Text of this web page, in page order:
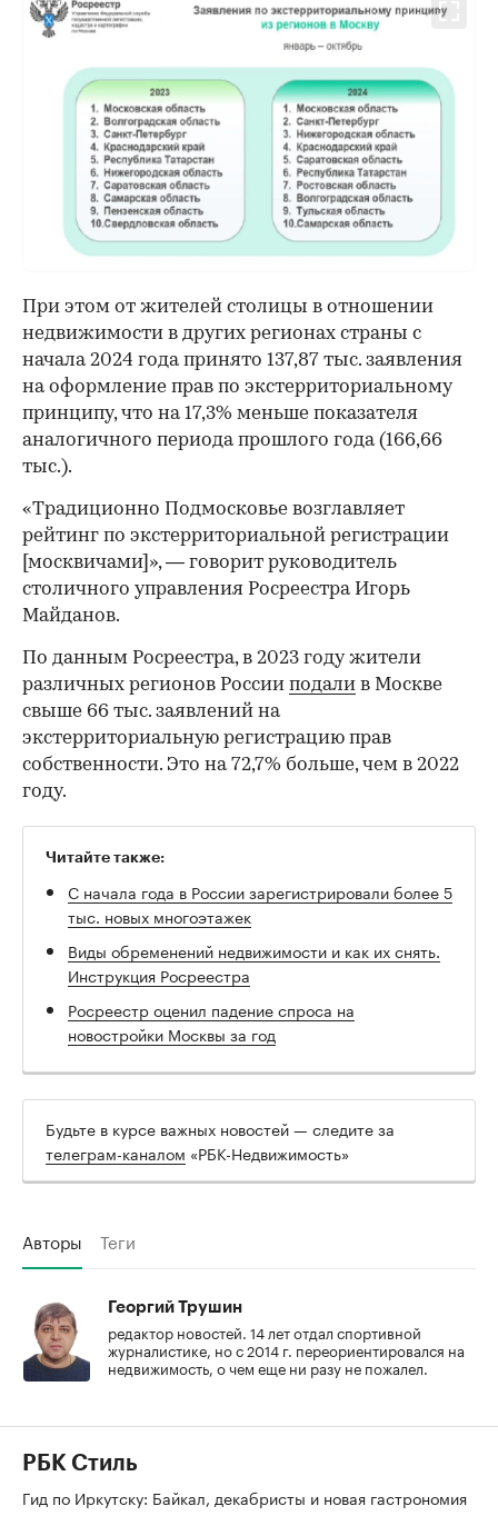
При этом от жителей столицы в отношении
недвижимости в других регионах страны с
начала 2024 года принято 137,87 тыс. заявления
на оформление прав по экстерриториальному
принципу, что на 17,3% меньше показателя
аналогичного периода прошлого года (166,66
тыс.).
«Традиционно Подмосковье возглавляет
рейтинг по экстерриториальной регистрации
[москвичами]», — говорит руководитель
столичного управления Росреестра Игорь
Майданов.
По данным Росреестра, в 2023 году жители
различных регионов России подали в Москве
свыше 66 тыс. заявлений на
экстерриториальную регистрацию прав
собственности. Это на 72,7% больше, чем в 2022
году.
Читайте также:
С начала года в России зарегистрировали более 5
тыс. новых многоэтажек
Виды обременений недвижимости и как их снять.
Инструкция Росреестра
Росреестр оценил падение спроса на
новостройки Москвы за год
Будьте в курсе важных новостей — следите за
телеграм-каналом «РБК-Недвижимость»
Авторы Теги
Георгий Трушин
редактор новостей. 14 лет отдал спортивной
журналистике, но с 2014 г. переориентировался на
недвижимость, о чем еще ни разу не пожалел.
РБК Стиль
Гид по Иркутску: Байкал, декабристы и новая гастрономия